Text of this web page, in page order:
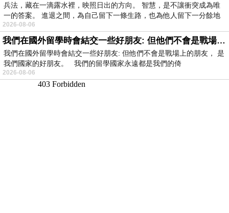
兵法，藏在一滴露水裡，映照日出的方向。 智慧，是不讓衝突成為唯
一的答案。 進退之間，為自己留下一條生路，也為他人留下一分餘地
2026-08-06
我們在國外留學時會結交一些好朋友: 但他們不會是戰場上的朋友
我們在國外留學時會結交一些好朋友: 但他們不會是戰場上的朋友， 是
我們國家的好朋友。 我們的留學國家永遠都是我們的倚
2026-08-06